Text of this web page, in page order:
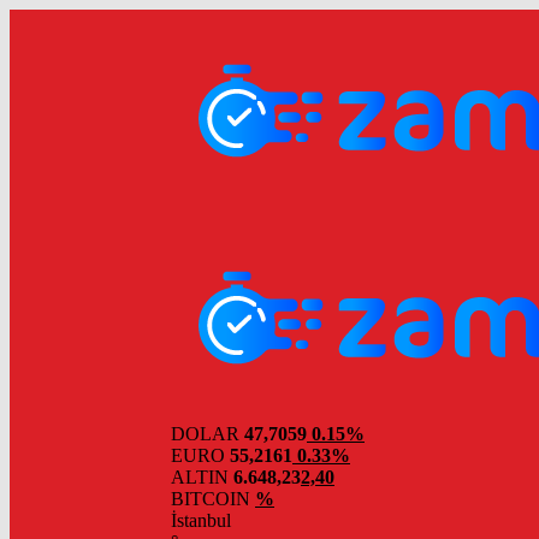
DOLAR 47,7059 0.15%
EURO 55,2161 0.33%
ALTIN 6.648,232,40
BITCOIN %
İstanbul